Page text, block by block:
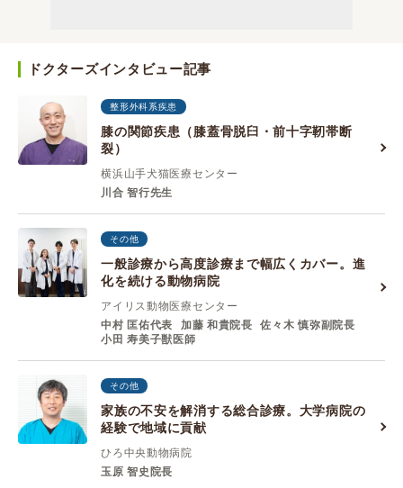
ドクターズインタビュー記事
整形外科系疾患
膝の関節疾患（膝蓋骨脱臼・前十字靭帯断
裂）
横浜山手犬猫医療センター
川合 智行先生
その他
一般診療から高度診療まで幅広くカバー。進
化を続ける動物病院
アイリス動物医療センター
中村 匡佑代表
加藤 和貴院⻑
佐々⽊ 慎弥副院⻑
⼩⽥ 寿美⼦獣医師
その他
家族の不安を解消する総合診療。大学病院の
経験で地域に貢献
ひろ中央動物病院
玉原 智史院長